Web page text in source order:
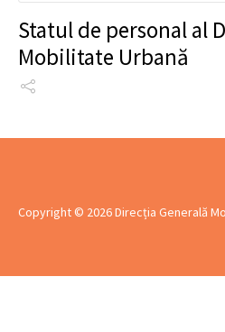
Statul de personal al
Mobilitate Urbană
Copyright © 2026 Direcția Generală